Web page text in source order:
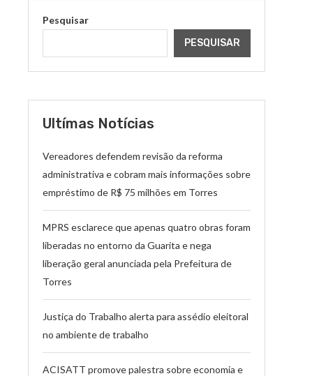
Pesquisar
PESQUISAR
Ultímas Notícias
Vereadores defendem revisão da reforma
administrativa e cobram mais informações sobre
empréstimo de R$ 75 milhões em Torres
MPRS esclarece que apenas quatro obras foram
liberadas no entorno da Guarita e nega
liberação geral anunciada pela Prefeitura de
Torres
Justiça do Trabalho alerta para assédio eleitoral
no ambiente de trabalho
ACISATT promove palestra sobre economia e